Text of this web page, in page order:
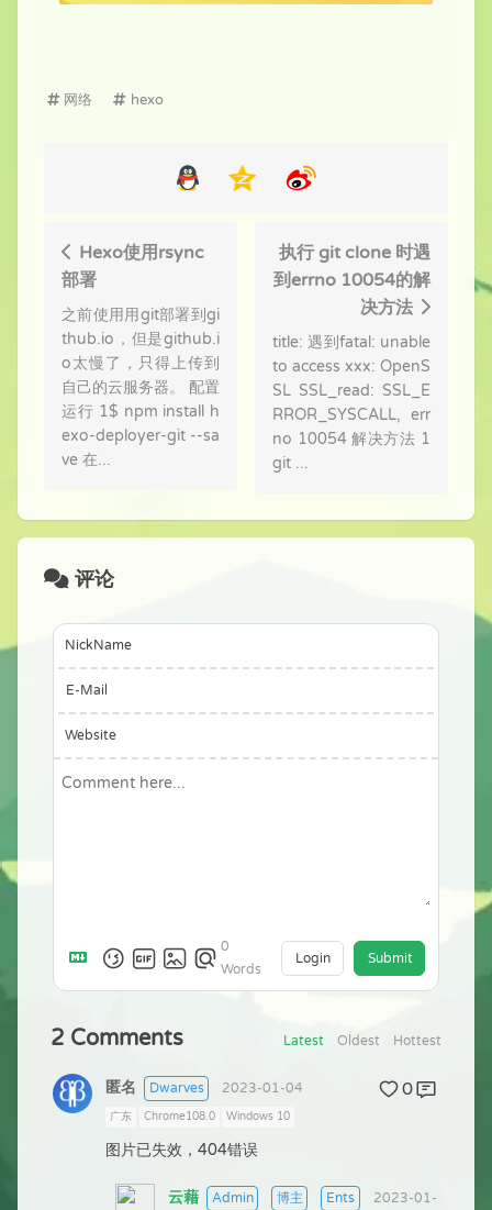
网络 hexo
Hexo使用rsync
部署
之前使用用git部署到gi
thub.io，但是github.i
o太慢了，只得上传到
自己的云服务器。 配置
运行 1$ npm install h
exo-deployer-git --sa
ve 在...
执行 git clone 时遇
到errno 10054的解
决方法
title: 遇到fatal: unable
to access xxx: OpenS
SL SSL_read: SSL_E
RROR_SYSCALL, err
no 10054 解决方法 1
git ...
评论
NickName
E-Mail
Website
0
Words
Login Submit
2 Comments Latest Oldest Hottest
匿名 Dwarves 2023-01-04 0
广东 Chrome108.0 Windows 10
图片已失效，404错误
云藉 Admin 博主 Ents
2023-01-